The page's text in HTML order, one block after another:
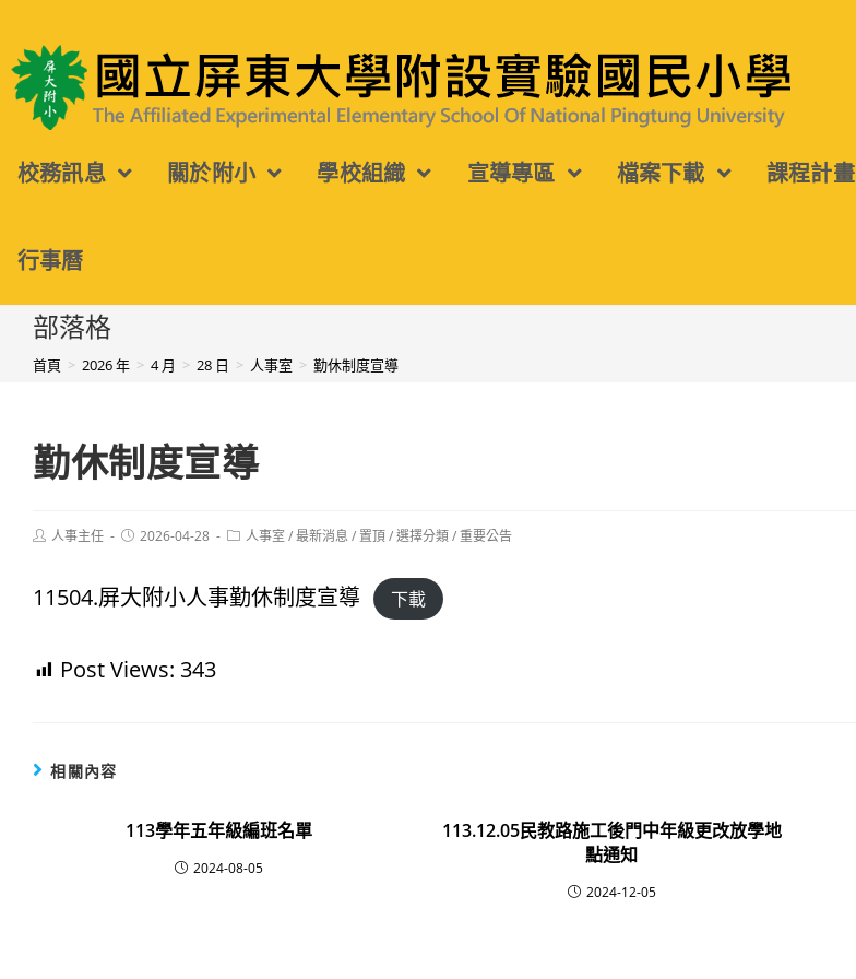
轉
至
要
容
國立屏東大學附設實驗國民小學
校務訊息 關於附小 學校組織 宣導專區 檔案下載 課程計畫
行事曆
部落格
首頁 > 2026 年 > 4 月 > 28 日 > 人事室 > 勤休制度宣導
勤休制度宣導
Post人事主任
Post2026-04-28
Post人事室 /最新消息 / 置頂/選擇分類/重要公告
11504.屏大附小人事勤休制度宣導 下載
Post Views: 343
相關內容
113學年五年級編班名單
2024-08-05
113.12.05民教路施工後門中年級更改放學地
點通知
2024-12-05